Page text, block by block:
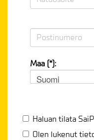
Maa (*):
Suomi
Haluan tilata
Olen lukenut